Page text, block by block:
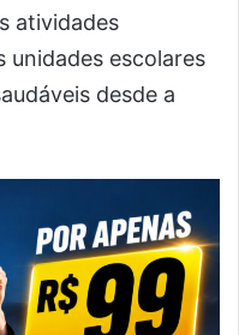
atividades
unidades escolares
desde a